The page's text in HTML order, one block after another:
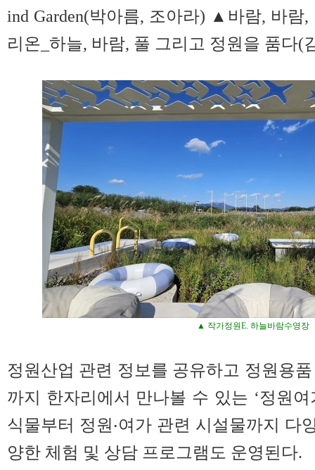
ind Garden(박아름, 조아라) ▲바람, 바
리온_하늘, 바람, 풀 그리고 정원을 품다(
▲ 작가정원E. 하늘바람수영장
정원산업 관련 정보를 공유하고 정원용
까지 한자리에서 만나볼 수 있는 ‘정원
식물부터 정원‧여가 관련 시설물까지 다
양한 체험 및 상담 프로그램도 운영된다.